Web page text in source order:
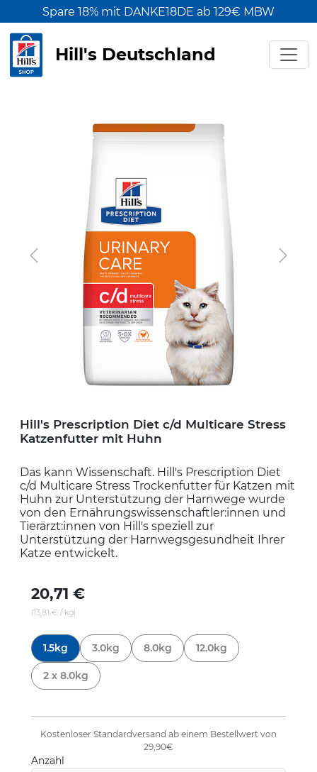
Spare 18% mit DANKE18DE ab 129€ MBW
Hill's Deutschland
Previous Next
Hill's Prescription Diet c/d Multicare Stress
Katzenfutter mit Huhn
Das kann Wissenschaft. Hill's Prescription Diet
c/d Multicare Stress Trockenfutter für Katzen mit
Huhn zur Unterstützung der Harnwege wurde
von den Ernährungswissenschaftler:innen und
Tierärzt:innen von Hill's speziell zur
Unterstützung der Harnwegsgesundheit Ihrer
Katze entwickelt.
20,71 €
(13,81 € / kg)
1.5kg
3.0kg 8.0kg 12.0kg
2 x 8.0kg
Kostenloser Standardversand ab einem Bestellwert von
29,90€
Anzahl